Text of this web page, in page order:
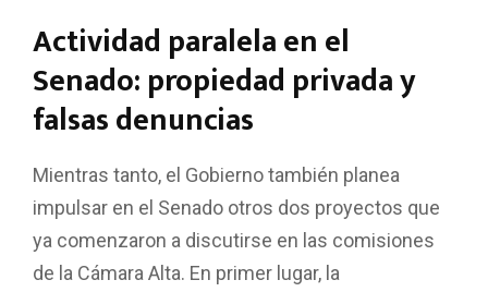
Actividad paralela en el
Senado: propiedad privada y
falsas denuncias
Mientras tanto, el Gobierno también planea
impulsar en el Senado otros dos proyectos que
ya comenzaron a discutirse en las comisiones
de la Cámara Alta. En primer lugar, la